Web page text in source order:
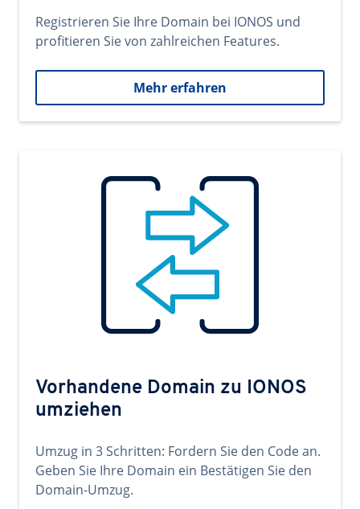
Registrieren Sie Ihre Domain bei IONOS und
profitieren Sie von zahlreichen Features.
Mehr erfahren
Vorhandene Domain zu IONOS
umziehen
Umzug in 3 Schritten: Fordern Sie den Code an.
Geben Sie Ihre Domain ein Bestätigen Sie den
Domain-Umzug.